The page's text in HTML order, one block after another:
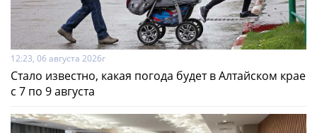
12:23, 06 августа 2026г
Стало известно, какая погода будет в Алтайском крае
с 7 по 9 августа